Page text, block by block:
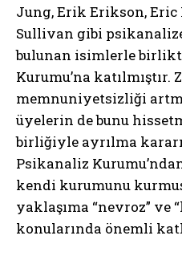
Jung, Erik Erikson,
Sullivan gibi
bulunan isimlerle
Kurumu’na katılmıştır.
memnuniyetsizliği
üyelerin de bunu
birliğiyle ayrılma
Psikanaliz
kendi kurumunu
yaklaşıma “nevroz” ve
konularında önemli